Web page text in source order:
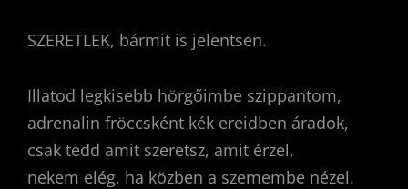
SZERETLEK, bármit is jelentsen.
Illatod legkisebb hörgőimbe szippantom,
adrenalin fröccsként kék ereidben áradok,
csak tedd amit szeretsz, amit érzel,
nekem elég, ha közben a szemembe nézel.